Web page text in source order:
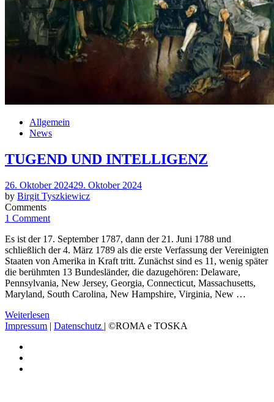
Allgemein
News
TUGEND UND INTELLIGENZ
Posted
on
26. Oktober 202429. Oktober 2024
by Birgit Tyszkiewicz
Comments
1 Comment
Es ist der 17. September 1787, dann der 21. Juni 1788 und
schließlich der 4. März 1789 als die erste Verfassung der Vereinigten
Staaten von Amerika in Kraft tritt. Zunächst sind es 11, wenig später
die berühmten 13 Bundesländer, die dazugehören: Delaware,
Pennsylvania, New Jersey, Georgia, Connecticut, Massachusetts,
Maryland, South Carolina, New Hampshire, Virginia, New …
Weiterlesen
Impressum | Datenschutz | ©ROMA e TOSKA